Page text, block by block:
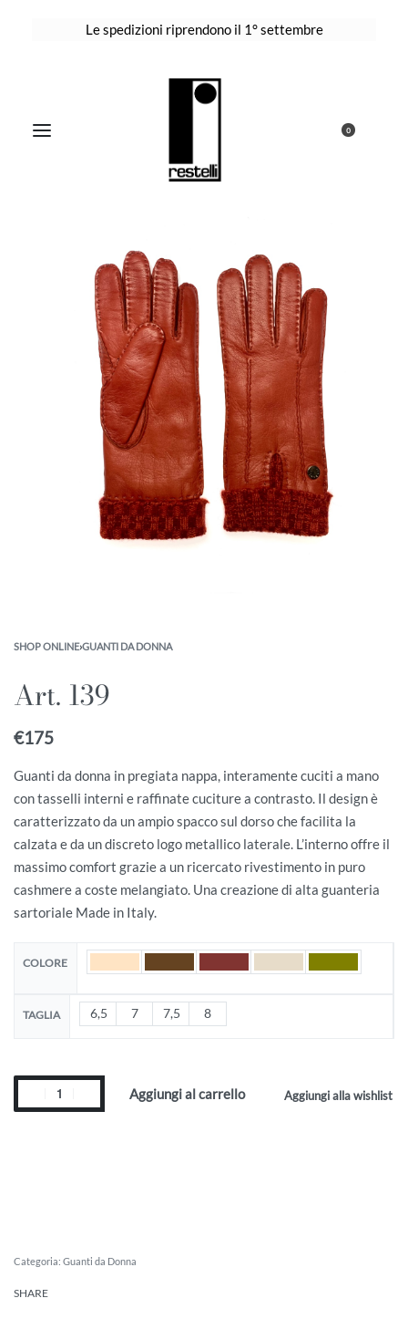
Le spedizioni riprendono il 1° settembre
0
SHOP ONLINE›GUANTI DA DONNA
Art. 139
€175
Guanti da donna in pregiata nappa, interamente cuciti a mano
con tasselli interni e raffinate cuciture a contrasto. Il design è
caratterizzato da un ampio spacco sul dorso che facilita la
calzata e da un discreto logo metallico laterale. L’interno offre il
massimo comfort grazie a un ricercato rivestimento in puro
cashmere a coste melangiato. Una creazione di alta guanteria
sartoriale Made in Italy.
COLORE
TAGLIA 6,5 7 7,5 8
Aggiungi al carrello Aggiungi alla wishlist
Categoria: Guanti da Donna
SHARE